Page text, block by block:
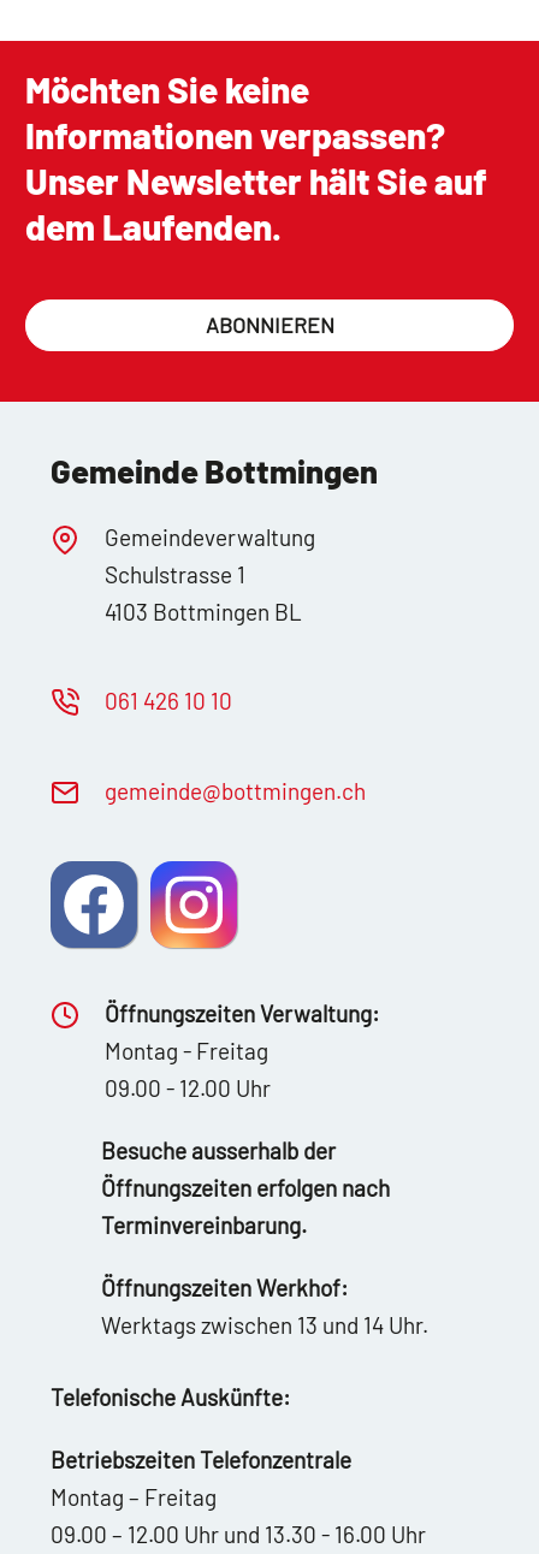
Möchten Sie keine
Informationen verpassen?
Unser Newsletter hält Sie auf
dem Laufenden.
ABONNIEREN
Gemeinde Bottmingen
Gemeindeverwaltung
Schulstrasse 1
4103 Bottmingen BL
061 426 10 10
g m nd b ttm ng n ch
Öffnungszeiten Verwaltung:
Montag - Freitag
09.00 - 12.00 Uhr
Besuche ausserhalb der
Öffnungszeiten erfolgen nach
Terminvereinbarung.
Öffnungszeiten Werkhof:
Werktags zwischen 13 und 14 Uhr.
Telefonische Auskünfte:
Betriebszeiten Telefonzentrale
Montag – Freitag
09.00 – 12.00 Uhr und 13.30 - 16.00 Uhr